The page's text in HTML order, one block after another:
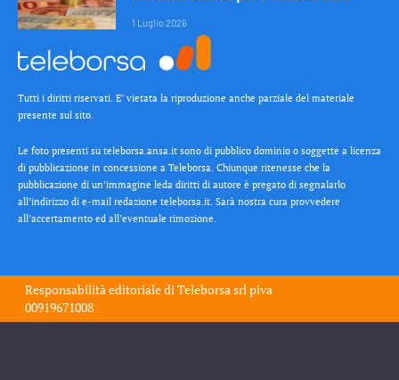
1 Luglio 2026
Tutti i diritti riservati. E’ vietata la riproduzione anche parziale del materiale
presente sul sito.
Le foto presenti su teleborsa.ansa.it sono di pubblico dominio o soggette a licenza
di pubblicazione in concessione a Teleborsa. Chiunque ritenesse che la
pubblicazione di un’immagine leda diritti di autore è pregato di segnalarlo
all’indirizzo di e-mail redazione teleborsa.it. Sarà nostra cura provvedere
all’accertamento ed all’eventuale rimozione.
Responsabilità editoriale diTeleborsa srlpiva
00919671008